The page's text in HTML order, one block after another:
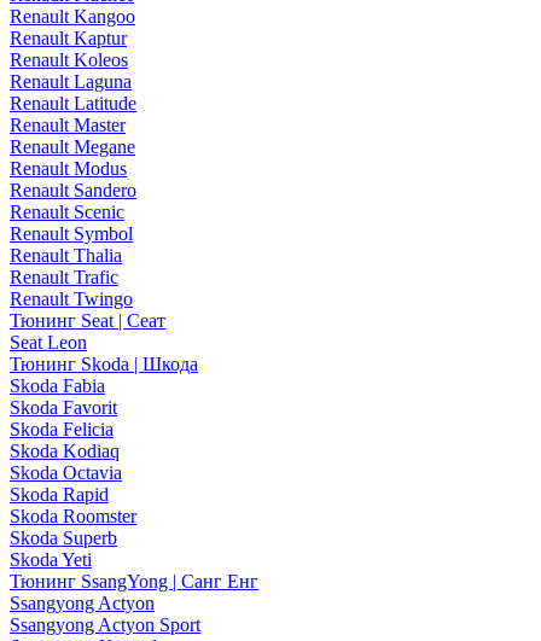
Renault Kangoo
Renault Kaptur
Renault Koleos
Renault Laguna
Renault Latitude
Renault Master
Renault Megane
Renault Modus
Renault Sandero
Renault Scenic
Renault Symbol
Renault Thalia
Renault Trafic
Renault Twingo
Тюнинг Seat | Сеат
Seat Leon
Тюнинг Skoda | Шкода
Skoda Fabia
Skoda Favorit
Skoda Felicia
Skoda Kodiaq
Skoda Octavia
Skoda Rapid
Skoda Roomster
Skoda Superb
Skoda Yeti
Тюнинг SsangYong | Санг Енг
Ssangyong Actyon
Ssangyong Actyon Sport